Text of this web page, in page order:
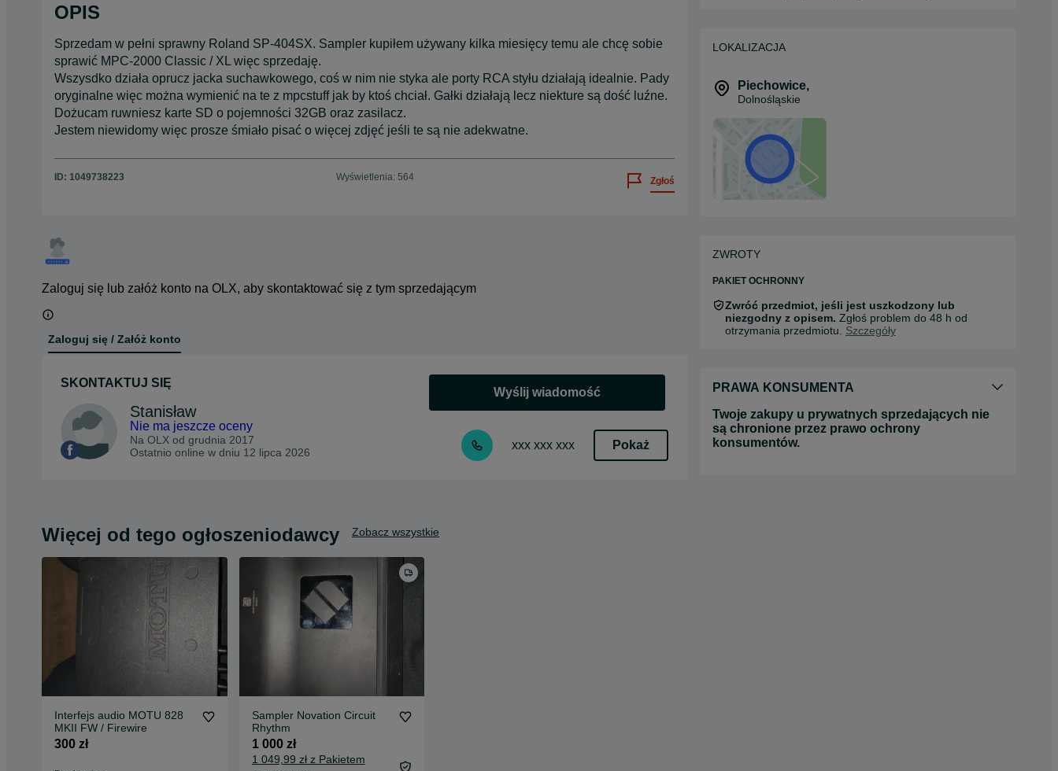
OPIS
Sprzedam w pełni sprawny Roland SP-404SX. Sampler kupiłem używany kilka miesięcy temu ale chcę sobie
sprawić MPC-2000 Classic / XL więc sprzedaję.
Wszysdko działa oprucz jacka suchawkowego, coś w nim nie styka ale porty RCA styłu działają idealnie. Pady
oryginalne więc można wymienić na te z mpcstuff jak by ktoś chciał. Gałki działają lecz niekture są dość luźne.
Dożucam ruwniesz karte SD o pojemności 32GB oraz zasilacz.
Jestem niewidomy więc prosze śmiało pisać o więcej zdjęć jeśli te są nie adekwatne.
ID: 1049738223 Wyświetlenia: 564 Zgłoś
Zaloguj się lub załóż konto na OLX, aby skontaktować się z tym sprzedającym
Zaloguj się / Załóż konto
SKONTAKTUJ SIĘ
Stanisław
Nie ma jeszcze oceny
Na OLX od grudnia 2017
Ostatnio online w dniu 12 lipca 2026
Wyślij wiadomość
xxx xxx xxx Pokaż
LOKALIZACJA
Piechowice,
Dolnośląskie
ZWROTY
PAKIET OCHRONNY
Zwróć przedmiot, jeśli jest uszkodzony lub
niezgodny z opisem. Zgłoś problem do 48 h od
otrzymania przedmiotu. Szczegóły
PRAWA KONSUMENTA
Twoje zakupy u prywatnych sprzedających nie
są chronione przez prawo ochrony
konsumentów.
Więcej od tego ogłoszeniodawcy Zobacz wszystkie
Interfejs audio MOTU 828
MKII FW / Firewire
300 zł
Sampler Novation Circuit
Rhythm
1 000 zł
1 049,99 zł z Pakietem